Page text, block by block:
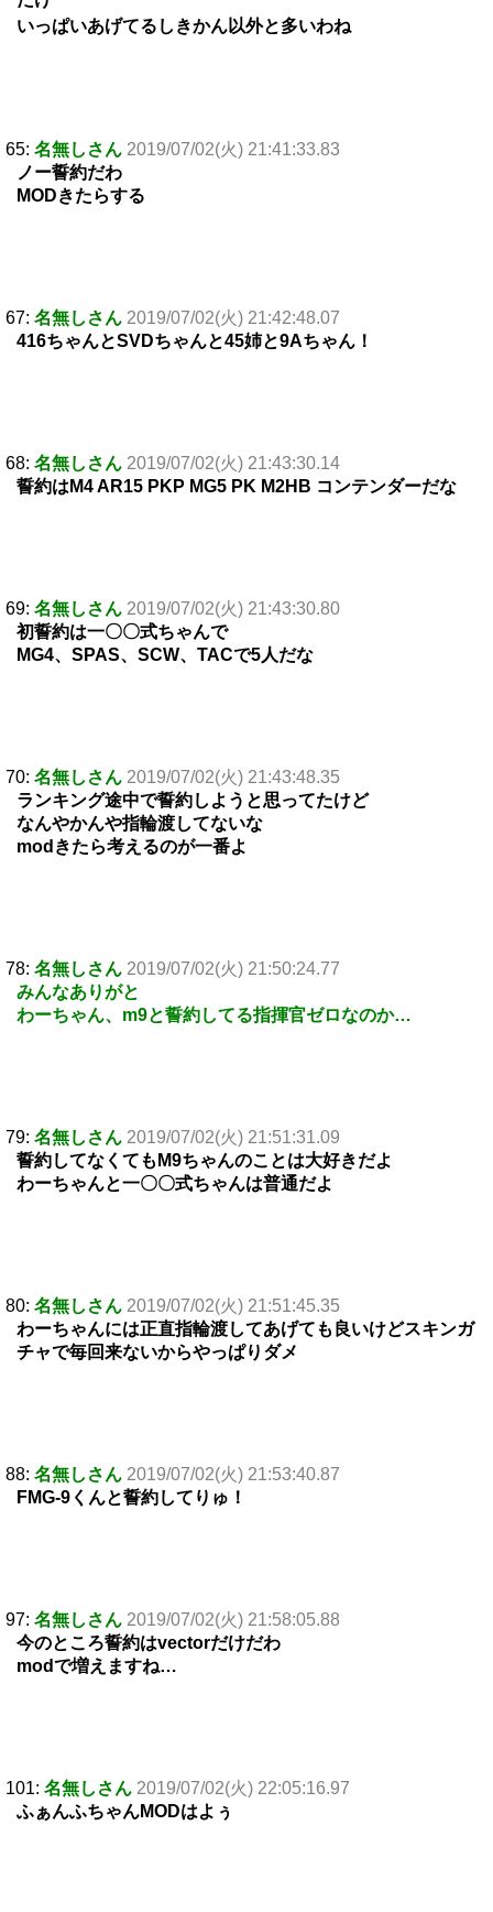
いっぱいあげてるしきかん以外と多いわね
65: 名無しさん 2019/07/02(火) 21:41:33.83
ノー誓約だわ
MODきたらする
67: 名無しさん 2019/07/02(火) 21:42:48.07
416ちゃんとSVDちゃんと45姉と9Aちゃん！
68: 名無しさん 2019/07/02(火) 21:43:30.14
誓約はM4 AR15 PKP MG5 PK M2HB コンテンダーだな
69: 名無しさん 2019/07/02(火) 21:43:30.80
初誓約は一〇〇式ちゃんで
MG4、SPAS、SCW、TACで5人だな
70: 名無しさん 2019/07/02(火) 21:43:48.35
ランキング途中で誓約しようと思ってたけど
なんやかんや指輪渡してないな
modきたら考えるのが一番よ
78: 名無しさん 2019/07/02(火) 21:50:24.77
みんなありがと
わーちゃん、m9と誓約してる指揮官ゼロなのか…
79: 名無しさん 2019/07/02(火) 21:51:31.09
誓約してなくてもM9ちゃんのことは大好きだよ
わーちゃんと一〇〇式ちゃんは普通だよ
80: 名無しさん 2019/07/02(火) 21:51:45.35
わーちゃんには正直指輪渡してあげても良いけどスキンガ
チャで毎回来ないからやっぱりダメ
88: 名無しさん 2019/07/02(火) 21:53:40.87
FMG-9くんと誓約してりゅ！
97: 名無しさん 2019/07/02(火) 21:58:05.88
今のところ誓約はvectorだけだわ
modで増えますね…
101: 名無しさん 2019/07/02(火) 22:05:16.97
ふぁんふちゃんMODはよぅ